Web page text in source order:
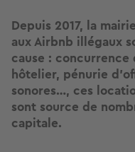
Depuis 2017, la
aux Airbnb illégaux
cause :
hôtelier, pénurie
sonores…, ces
sont source de
capitale.